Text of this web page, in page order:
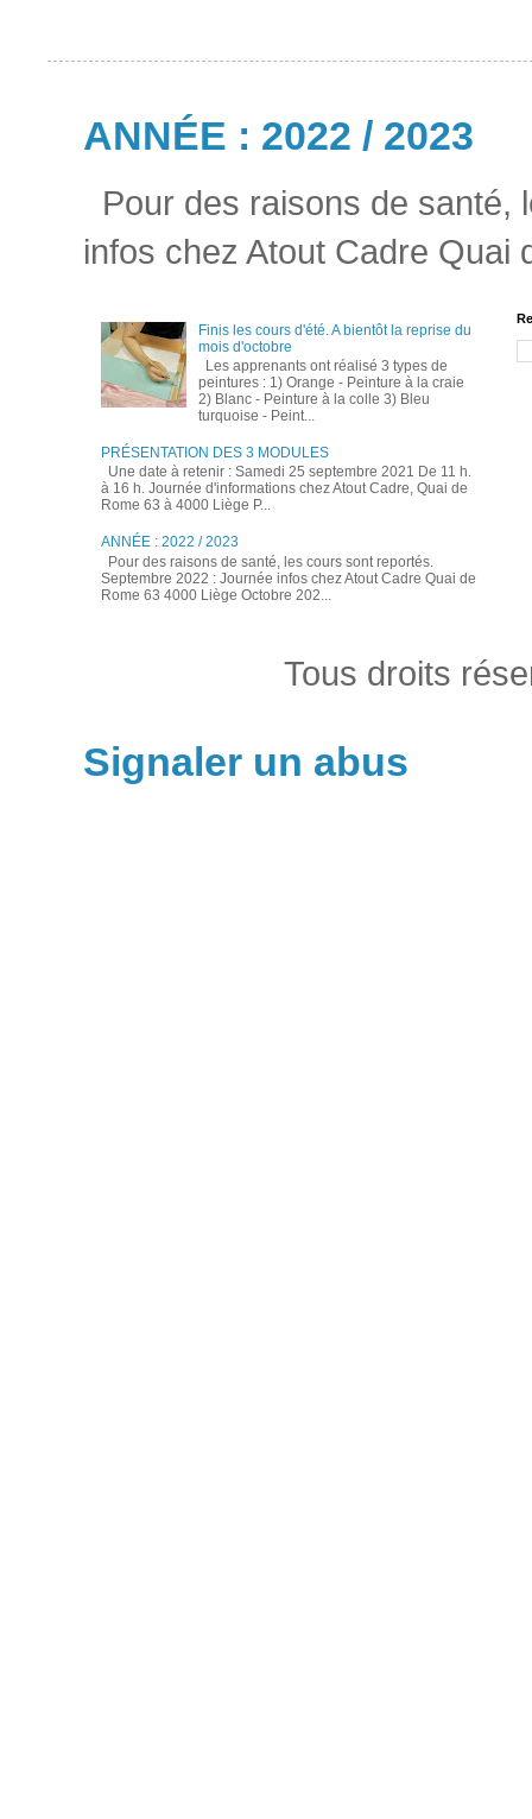
ANNÉE : 2022 / 2023
Pour des raisons de santé,
infos chez Atout Cadre Quai
Finis les cours d'été. A bientôt la reprise du
mois d'octobre
Les apprenants ont réalisé 3 types de
peintures : 1) Orange - Peinture à la craie
2) Blanc - Peinture à la colle 3) Bleu
turquoise - Peint...
PRÉSENTATION DES 3 MODULES
Une date à retenir : Samedi 25 septembre 2021 De 11 h.
à 16 h. Journée d'informations chez Atout Cadre, Quai de
Rome 63 à 4000 Liège P...
ANNÉE : 2022 / 2023
Pour des raisons de santé, les cours sont reportés.
Septembre 2022 : Journée infos chez Atout Cadre Quai de
Rome 63 4000 Liège Octobre 202...
Tous droits
Signaler un abus